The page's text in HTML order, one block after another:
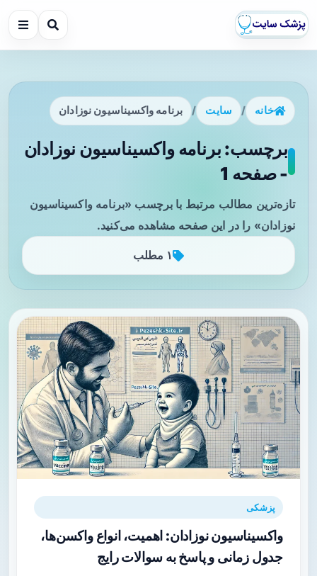
خانه / سایت / برنامه واکسیناسیون نوزادان
برچسب: برنامه واکسیناسیون نوزادان
- صفحه 1
تازه‌ترین مطالب مرتبط با برچسب «برنامه واکسیناسیون
نوزادان» را در این صفحه مشاهده می‌کنید.
۱ مطلب
پزشکی
واکسیناسیون نوزادان: اهمیت، انواع واکسن‌ها،
جدول زمانی و پاسخ به سوالات رایج